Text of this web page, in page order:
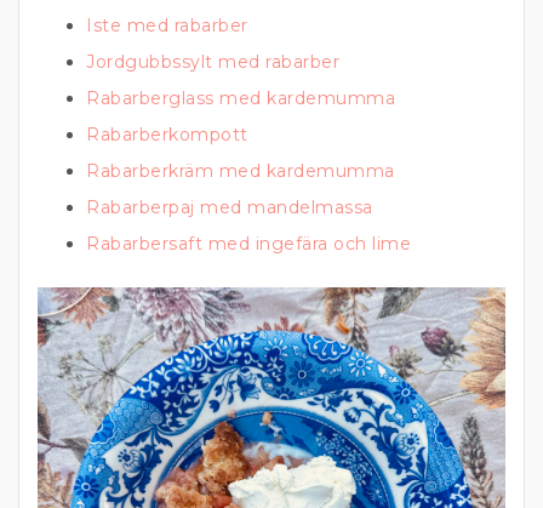
Iste med rabarber
Jordgubbssylt med rabarber
Rabarberglass med kardemumma
Rabarberkompott
Rabarberkräm med kardemumma
Rabarberpaj med mandelmassa
Rabarbersaft med ingefära och lime